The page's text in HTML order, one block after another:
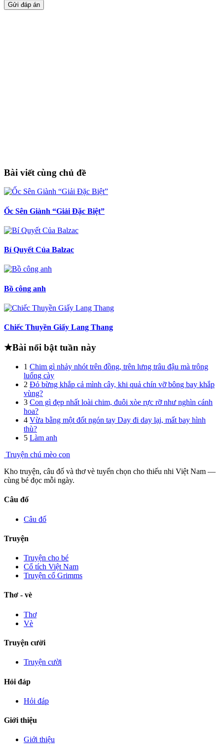
Gửi đáp án
Bài viết cùng chủ đề
Ốc Sên Giành “Giải Đặc Biệt”
Bí Quyết Của Balzac
Bồ công anh
Chiếc Thuyền Giấy Lang Thang
★Bài nổi bật tuần này
1 Chim gì nhảy nhót trên đồng, trên lưng trâu đậu mà trông
luống cày
2 Đỏ bừng khắp cả mình cây, khi quả chín vỡ bông bay khắp
vùng?
3 Con gì đẹp nhất loài chim, đuôi xòe rực rỡ như nghìn cánh
hoa?
4 Vừa bằng một đốt ngón tay Day đi day lại, mất bay hình
thù?
5 Làm anh
Truyện chú mèo con
Kho truyện, câu đố và thơ vè tuyển chọn cho thiếu nhi Việt Nam —
cùng bé đọc mỗi ngày.
Câu đố
Câu đố
Truyện
Truyện cho bé
Cổ tích Việt Nam
Truyện cổ Grimms
Thơ - vè
Thơ
Vè
Truyện cười
Truyện cười
Hỏi đáp
Hỏi đáp
Giới thiệu
Giới thiệu